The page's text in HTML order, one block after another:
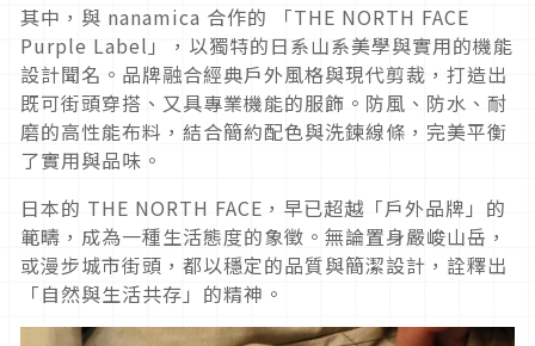
其中，與 nanamica 合作的 「THE NORTH FACE
Purple Label」，以獨特的日系山系美學與實用的機能
設計聞名。品牌融合經典戶外風格與現代剪裁，打造出
既可街頭穿搭、又具專業機能的服飾。防風、防水、耐
磨的高性能布料，結合簡約配色與洗鍊線條，完美平衡
了實用與品味。
日本的 THE NORTH FACE，早已超越「戶外品牌」的
範疇，成為一種生活態度的象徵。無論置身嚴峻山岳，
或漫步城市街頭，都以穩定的品質與簡潔設計，詮釋出
「自然與生活共存」的精神。